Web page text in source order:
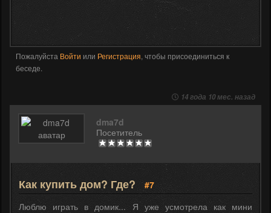
Пожалуйста Войти или Регистрация, чтобы присоединиться к
беседе.
14 года 10 мес. назад
dma7d
Посетитель
Как купить дом? Где?
#7
Люблю играть в домик... Я уже усмотрела как мини